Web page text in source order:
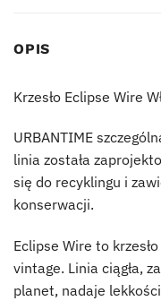
OPIS
Krzesło Eclipse Wire
URBANTIME
linia została
się do recyklingu i
konserwacji.‎
Eclipse Wire to
vintage. Linia ciągła,
planet, nadaje